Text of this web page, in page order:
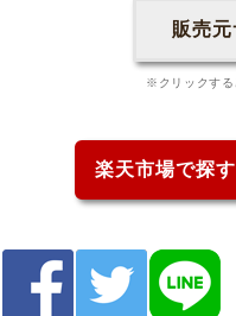
販売
※クリックする
楽天市場で探す